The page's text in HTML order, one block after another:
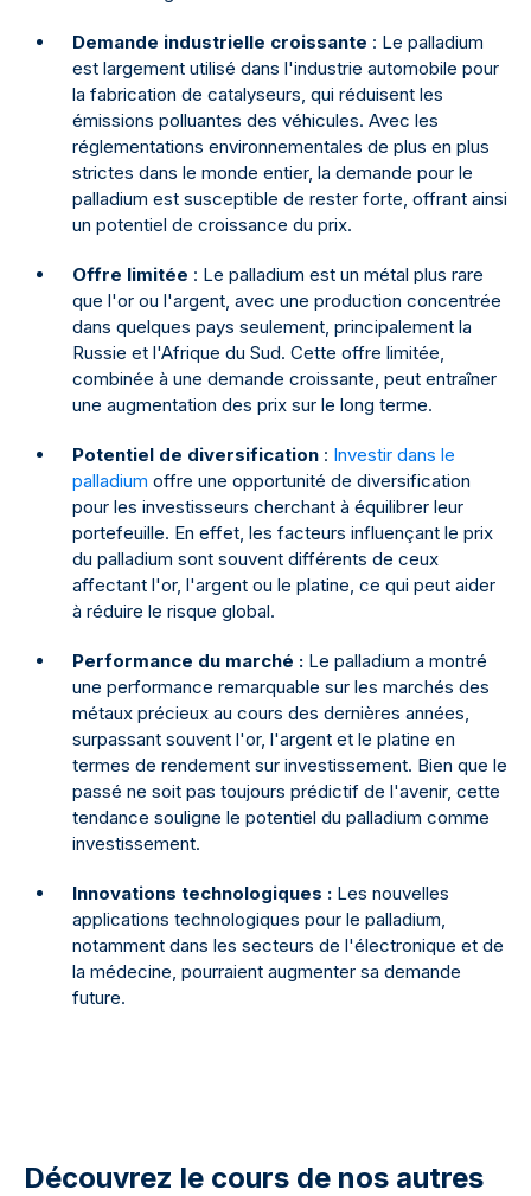
Demande industrielle croissante : Le palladium
est largement utilisé dans l'industrie automobile pour
la fabrication de catalyseurs, qui réduisent les
émissions polluantes des véhicules. Avec les
réglementations environnementales de plus en plus
strictes dans le monde entier, la demande pour le
palladium est susceptible de rester forte, offrant ainsi
un potentiel de croissance du prix.
Offre limitée : Le palladium est un métal plus rare
que l'or ou l'argent, avec une production concentrée
dans quelques pays seulement, principalement la
Russie et l'Afrique du Sud. Cette offre limitée,
combinée à une demande croissante, peut entraîner
une augmentation des prix sur le long terme.
Potentiel de diversification : Investir dans le
palladium offre une opportunité de diversification
pour les investisseurs cherchant à équilibrer leur
portefeuille. En effet, les facteurs influençant le prix
du palladium sont souvent différents de ceux
affectant l'or, l'argent ou le platine, ce qui peut aider
à réduire le risque global.
Performance du marché : Le palladium a montré
une performance remarquable sur les marchés des
métaux précieux au cours des dernières années,
surpassant souvent l'or, l'argent et le platine en
termes de rendement sur investissement. Bien que le
passé ne soit pas toujours prédictif de l'avenir, cette
tendance souligne le potentiel du palladium comme
investissement.
Innovations technologiques : Les nouvelles
applications technologiques pour le palladium,
notamment dans les secteurs de l'électronique et de
la médecine, pourraient augmenter sa demande
future.
Découvrez le cours de nos autres